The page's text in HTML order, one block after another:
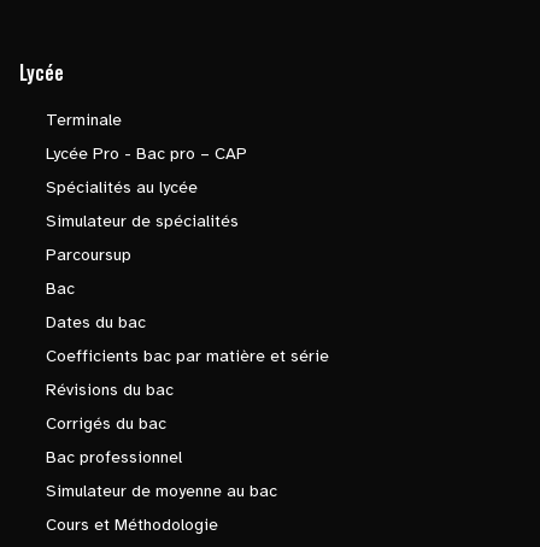
Lycée
Terminale
Lycée Pro - Bac pro – CAP
Spécialités au lycée
Simulateur de spécialités
Parcoursup
Bac
Dates du bac
Coefficients bac par matière et série
Révisions du bac
Corrigés du bac
Bac professionnel
Simulateur de moyenne au bac
Cours et Méthodologie